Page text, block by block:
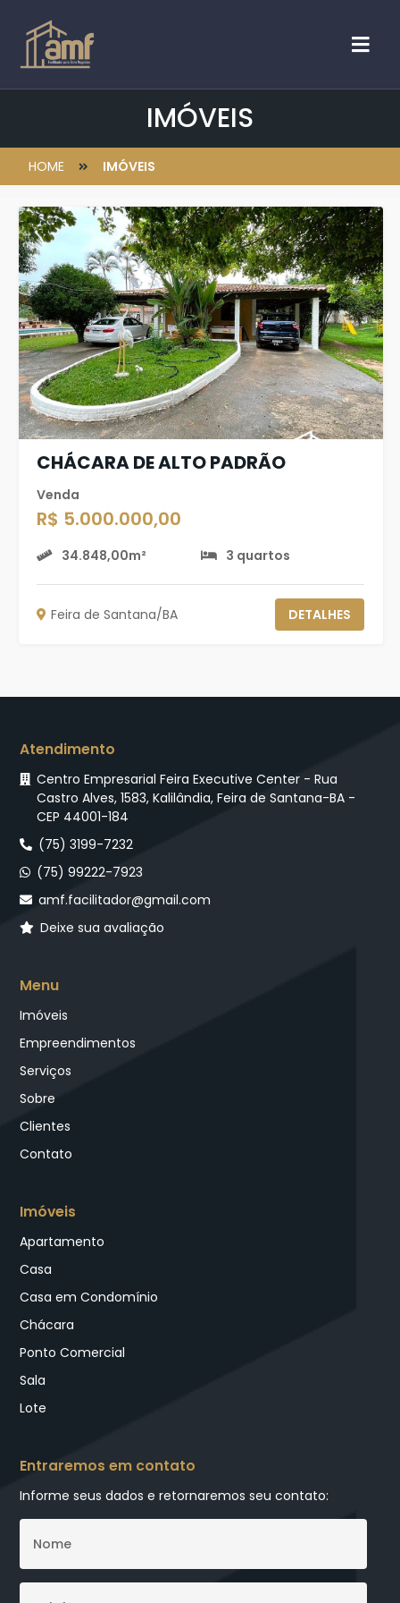
IMÓVEIS
HOME IMÓVEIS
CHÁCARA DE ALTO PADRÃO
Venda
R$ 5.000.000,00
34.848,00m² 3 quartos
Feira de Santana/BA DETALHES
Atendimento
Centro Empresarial Feira Executive Center - Rua
Castro Alves, 1583, Kalilândia, Feira de Santana-BA -
CEP 44001-184
(75) 3199-7232
(75) 99222-7923
amf.facilitador@gmail.com
Deixe sua avaliação
Menu
Imóveis
Empreendimentos
Serviços
Sobre
Clientes
Contato
Imóveis
Apartamento
Casa
Casa em Condomínio
Chácara
Ponto Comercial
Sala
Lote
Entraremos em contato
Informe seus dados e retornaremos seu contato: